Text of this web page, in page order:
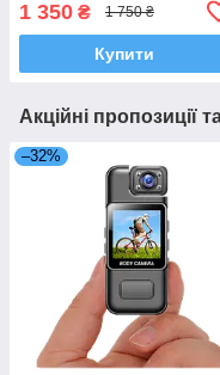
1 350 ₴ 1 750 ₴
Купити
Акційні пропозиції
–32%